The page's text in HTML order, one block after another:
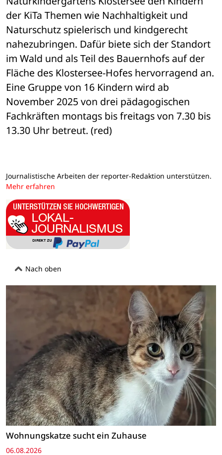
der KiTa Themen wie Nachhaltigkeit und
Naturschutz spielerisch und kindgerecht
nahezubringen. Dafür biete sich der Standort
im Wald und als Teil des Bauernhofs auf der
Fläche des Klostersee-Hofes hervorragend an.
Eine Gruppe von 16 Kindern wird ab
November 2025 von drei pädagogischen
Fachkräften montags bis freitags von 7.30 bis
13.30 Uhr betreut. (red)
Journalistische Arbeiten der reporter-Redaktion unterstützen.
Mehr erfahren
Nach oben
Wohnungskatze sucht ein Zuhause
06.08.2026